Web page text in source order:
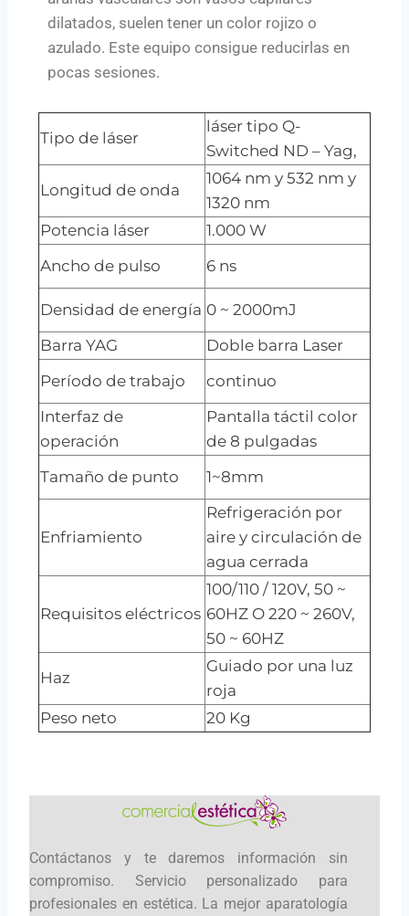
dilatados, suelen tener un color rojizo o
azulado. Este equipo consigue reducirlas en
pocas sesiones.
Tipo de láser
láser tipo Q-
Switched ND – Yag,
Longitud de onda
1064 nm y 532 nm y
1320 nm
Potencia láser
1.000 W
Ancho de pulso
6 ns
Densidad de energía 0 ~ 2000mJ
Barra YAG
Doble barra Laser
Período de trabajo
continuo
Interfaz de
operación
Pantalla táctil color
de 8 pulgadas
Tamaño de punto
1~8mm
Enfriamiento
Refrigeración por
aire y circulación de
agua cerrada
Requisitos eléctricos
100/110 / 120V, 50 ~
60HZ O 220 ~ 260V,
50 ~ 60HZ
Haz
Guiado por una luz
roja
Peso neto
20 Kg
Contáctanos y te daremos información sin
compromiso. Servicio personalizado para
profesionales en estética. La mejor aparatología